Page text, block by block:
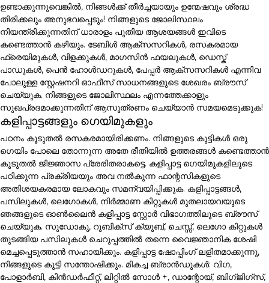
ഉണ്ടാക്കുന്നുവെങ്കിൽ, നിങ്ങൾക്ക് തീർച്ചയായും ഉന്മേഷവും ശ്രദ്ധ
തിരിക്കലും അനുഭവപ്പെടും! നിങ്ങളുടെ ജോലിസ്ഥലം
നിയന്ത്രിക്കുന്നതിന് ധാരാളം പുതിയ ആശയങ്ങൾ ഇവിടെ
കണ്ടെത്താൻ കഴിയും. ടേബിൾ ആക്സസറികൾ, രസകരമായ
ഫ്രെയിമുകൾ, വിളക്കുകൾ, മാഗസിൻ ഫയലുകൾ, ഡെസ്ക്
പാഡുകൾ, പെൻ ഹോൾഡറുകൾ, പേപ്പർ ആക്സസറികൾ എന്നിവ
പോലുള്ള സ്റ്റേഷനറി ഓഫീസ് സാധനങ്ങളുടെ ശേഖരം ബ്രൗസ്
ചെയ്യുക. നിങ്ങളുടെ ജോലിസ്ഥലം എന്നത്തേക്കാളും
സുഖപ്രദമാക്കുന്നതിന് ആസൂത്രണം ചെയ്യാൻ സമയമെടുക്കുക!
കളിപ്പാട്ടങ്ങളും ഗെയിമുകളും
പഠനം കൂടുതൽ രസകരമായിരിക്കണം. നിങ്ങളുടെ കുട്ടികൾ ഒരു
ഗെയിം പോലെ തോന്നുന്ന അതേ രീതിയിൽ ഉത്തരങ്ങൾ കണ്ടെത്താൻ
കൂടുതൽ ജിജ്ഞാസ പ്രേരിതരാകട്ടെ. കളിപ്പാട്ട ഗെയിമുകളിലൂടെ
പഠിക്കുന്ന പ്രക്രിയയും അവ നൽകുന്ന ഫാന്റസികളുടെ
അതിശയകരമായ ലോകവും സമന്വയിപ്പിക്കുക. കളിപ്പാട്ടങ്ങൾ,
പസിലുകൾ, ലെഗോകൾ, നിർമ്മാണ കിറ്റുകൾ മുതലായവയുടെ
ഞങ്ങളുടെ ഓൺലൈൻ കളിപ്പാട്ട സ്റ്റോർ വിഭാഗത്തിലൂടെ ബ്രൗസ്
ചെയ്യുക. സുഡോകു, റൂബിക്സ് ക്യൂബ്, ചെസ്സ്, ലെഗോ കിറ്റുകൾ
തുടങ്ങിയ പസിലുകൾ ചെറുപ്പത്തിൽ തന്നെ വൈജ്ഞാനിക ശേഷി
മെച്ചപ്പെടുത്താൻ സഹായിക്കും. കളിപ്പാട്ട ഷോപ്പിംഗ് ലളിതമാക്കുന്നു,
നിങ്ങളുടെ കുട്ടി സന്തോഷിക്കും. മികച്ച ബ്രാൻഡുകൾ: വിഗ,
പോളാർബി, കിൻഡർഫീറ്റ്, ലിറ്റിൽ സോൾ +, ഡാന്റോയ്, ബിഗ്ജിഗ്സ്,